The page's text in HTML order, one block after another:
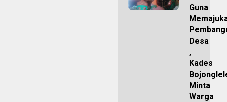
Guna
Desa
,
Kades
Minta
Warga